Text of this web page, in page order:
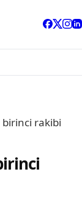
birinci rakibi